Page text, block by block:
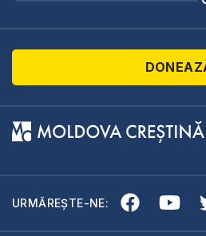
URMĂREȘTE-NE: